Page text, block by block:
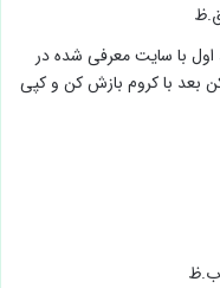
اول با سایت معرفی شده در
با کروم بازش کن و کپی